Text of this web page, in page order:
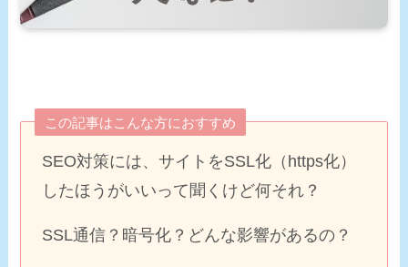
この記事はこんな方におすすめ
SEO対策には、サイトをSSL化（https化）
したほうがいいって聞くけど何それ？
SSL通信？暗号化？どんな影響があるの？